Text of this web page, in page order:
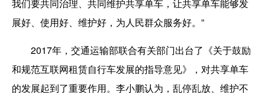
我们要共同治理、共同维护共享单车，让共享单车能够发
展好、使用好、维护好，为人民群众服务好。”
2017年，交通运输部联合有关部门出台了《关于鼓励
和规范互联网租赁自行车发展的指导意见》，对共享单车
的发展起到了重要作用。李小鹏认为，乱停乱放、维护不